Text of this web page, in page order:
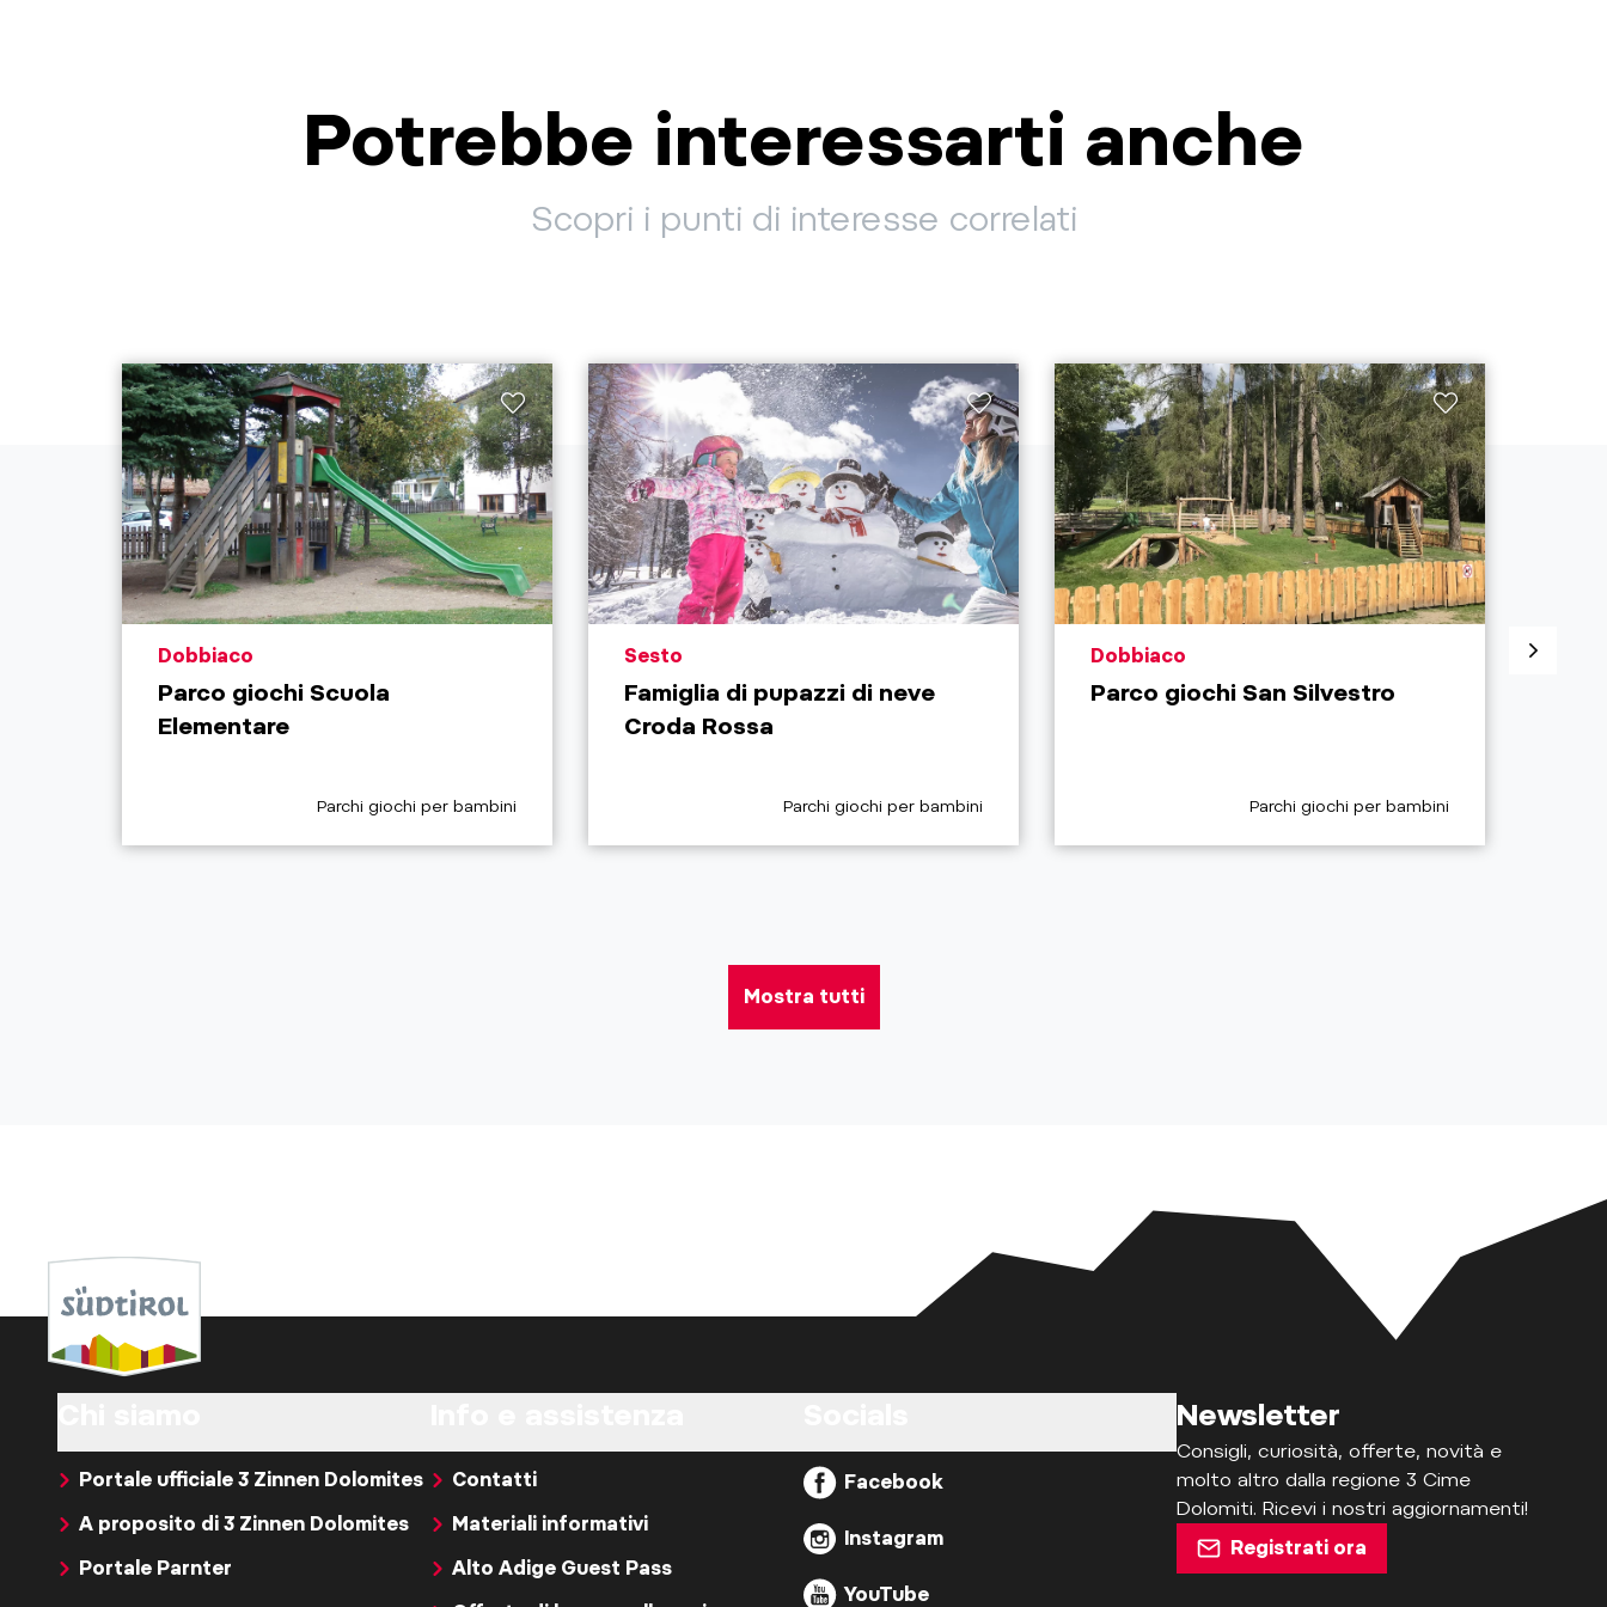
Potrebbe interessarti anche
Scopri i punti di interesse correlati
aria.poi_location_prefix
Dobbiaco
Parco giochi Scuola
Elementare
aria.poi_category_prefix
Parchi giochi per bambini
aria.poi_location_prefix
Sesto
Famiglia di pupazzi di neve
Croda Rossa
aria.poi_category_prefix
Parchi giochi per bambini
aria.poi_location_prefix
Dobbiaco
Parco giochi San Silvestro
aria.poi_category_prefix
Parchi giochi per bambini
Mostra tutti
Portale ufficiale 3 Zinnen Dolomites
A proposito di 3 Zinnen Dolomites
Portale Parnter
Contatti
Materiali informativi
Alto Adige Guest Pass
Facebook
Instagram
YouTube
Newsletter
Consigli, curiosità, offerte, novità e
molto altro dalla regione 3 Cime
Dolomiti. Ricevi i nostri aggiornamenti!
Registrati ora